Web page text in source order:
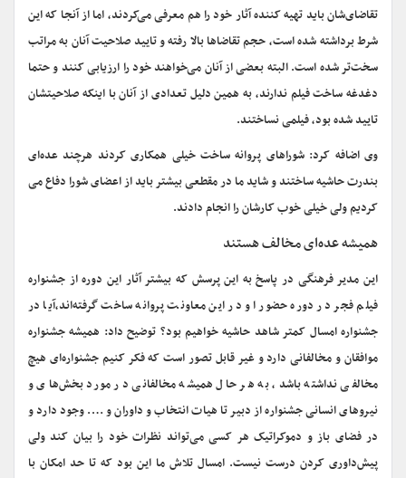
تقاضای‌شان باید تهیه کننده آثار خود را هم معرفی می‌کردند، اما از آنجا که این
شرط برداشته شده است‌، حجم تقاضاها بالا رفته و تایید صلاحیت آنان به مراتب
سخت‌تر شده است. البته بعضی از آنان می‌خواهند خود را ارزیابی کنند و حتما
دغدغه ساخت فیلم ندارند، به همین دلیل تعدادی از آنان با اینکه صلاحیتشان
تایید شده بود، فیلمی نساختند.
وی اضافه کرد: شوراهای پروانه ساخت خیلی همکاری کردند هرچند عده‌ای
بندرت حاشیه ساختند و شاید ما در مقطعی بیشتر باید از اعضای شورا دفاع می
کردیم ولی خیلی خوب کارشان را انجام دادند.
همیشه عده‌ای مخالف هستند
این مدیر فرهنگی در پاسخ به این پرسش که بیشتر آثار این دوره از جشنواره
فیلم فجر در دوره حضور او در این معاونت پروانه ساخت گرفته‌اند،آیا در
جشنواره امسال کمتر شاهد حاشیه خواهیم بود؟ توضیح داد: همیشه جشنواره
موافقان و مخالفانی دارد و غیر قابل تصور است که فکر کنیم جشنواره‌ای هیچ
مخالفی نداشته باشد، به هر حال همیشه مخالفانی در مورد بخش‌های و
نیروهای انسانی جشنواره از دبیر تا هیات انتخاب و داوران و …. وجود دارد و
در فضای باز و دموکراتیک هر کسی می‌تواند نظرات خود را بیان کند ولی
پیش‌داوری کردن درست نیست. امسال تلاش ما این بود که تا حد امکان با